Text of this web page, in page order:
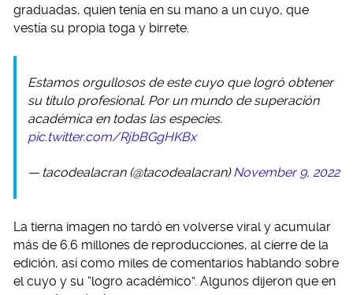
graduadas, quien tenía en su mano a un cuyo, que
vestía su propia toga y birrete.
Estamos orgullosos de este cuyo que logró obtener
su título profesional. Por un mundo de superación
académica en todas las especies.
pic.twitter.com/RjbBGgHKBx
— tacodealacran (@tacodealacran)November 9, 2022
La tierna imagen no tardó en volverse viral y acumular
más de 6.6 millones de reproducciones, al cierre de la
edición, así como miles de comentarios hablando sobre
el cuyo y su “logro académico”. Algunos dijeron que en